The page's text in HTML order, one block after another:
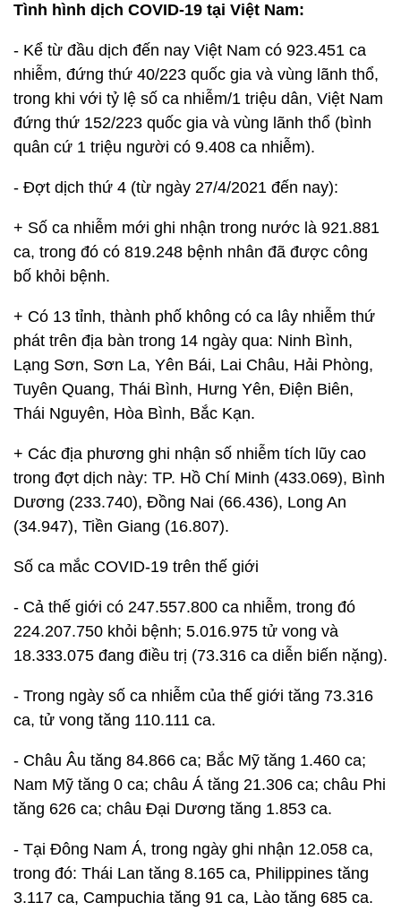
Tình hình dịch COVID-19 tại Việt Nam:
- Kể từ đầu dịch đến nay Việt Nam có 923.451 ca
nhiễm, đứng thứ 40/223 quốc gia và vùng lãnh thổ,
trong khi với tỷ lệ số ca nhiễm/1 triệu dân, Việt Nam
đứng thứ 152/223 quốc gia và vùng lãnh thổ (bình
quân cứ 1 triệu người có 9.408 ca nhiễm).
- Đợt dịch thứ 4 (từ ngày 27/4/2021 đến nay):
+ Số ca nhiễm mới ghi nhận trong nước là 921.881
ca, trong đó có 819.248 bệnh nhân đã được công
bố khỏi bệnh.
+ Có 13 tỉnh, thành phố không có ca lây nhiễm thứ
phát trên địa bàn trong 14 ngày qua: Ninh Bình,
Lạng Sơn, Sơn La, Yên Bái, Lai Châu, Hải Phòng,
Tuyên Quang, Thái Bình, Hưng Yên, Điện Biên,
Thái Nguyên, Hòa Bình, Bắc Kạn.
+ Các địa phương ghi nhận số nhiễm tích lũy cao
trong đợt dịch này: TP. Hồ Chí Minh (433.069), Bình
Dương (233.740), Đồng Nai (66.436), Long An
(34.947), Tiền Giang (16.807).
Số ca mắc COVID-19 trên thế giới
- Cả thế giới có 247.557.800 ca nhiễm, trong đó
224.207.750 khỏi bệnh; 5.016.975 tử vong và
18.333.075 đang điều trị (73.316 ca diễn biến nặng).
- Trong ngày số ca nhiễm của thế giới tăng 73.316
ca, tử vong tăng 110.111 ca.
- Châu Âu tăng 84.866 ca; Bắc Mỹ tăng 1.460 ca;
Nam Mỹ tăng 0 ca; châu Á tăng 21.306 ca; châu Phi
tăng 626 ca; châu Đại Dương tăng 1.853 ca.
- Tại Đông Nam Á, trong ngày ghi nhận 12.058 ca,
trong đó: Thái Lan tăng 8.165 ca, Philippines tăng
3.117 ca, Campuchia tăng 91 ca, Lào tăng 685 ca.